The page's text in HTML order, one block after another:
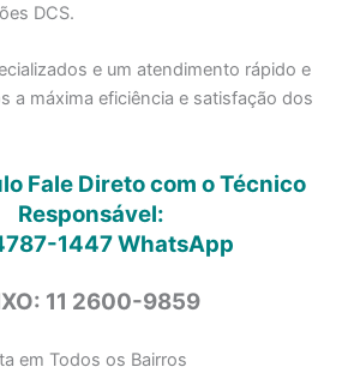
DCS.
e um atendimento rápido e
a máxima eficiência e satisfação dos
Fale Direto com o Técnico
Responsável:
1447WhatsApp
11 2600-9859
em Todos os Bairros